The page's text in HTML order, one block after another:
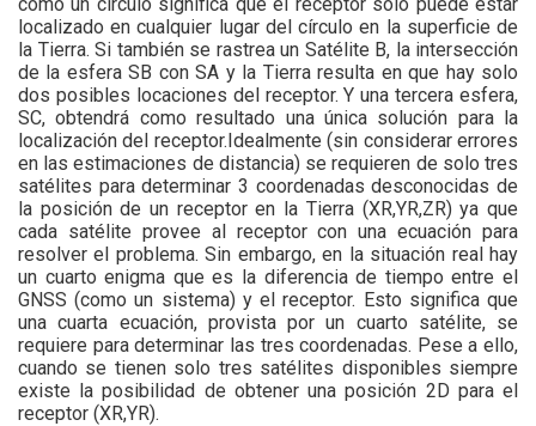
localizado en cualquier lugar del círculo en la superficie de
la Tierra. Si también se rastrea un Satélite B, la intersección
de la esfera SB con SA y la Tierra resulta en que hay solo
dos posibles locaciones del receptor. Y una tercera esfera,
SC, obtendrá como resultado una única solución para la
localización del receptor.Idealmente (sin considerar errores
en las estimaciones de distancia) se requieren de solo tres
satélites para determinar 3 coordenadas desconocidas de
la posición de un receptor en la Tierra (XR,YR,ZR) ya que
cada satélite provee al receptor con una ecuación para
resolver el problema. Sin embargo, en la situación real hay
un cuarto enigma que es la diferencia de tiempo entre el
GNSS (como un sistema) y el receptor. Esto significa que
una cuarta ecuación, provista por un cuarto satélite, se
requiere para determinar las tres coordenadas. Pese a ello,
cuando se tienen solo tres satélites disponibles siempre
existe la posibilidad de obtener una posición 2D para el
receptor (XR,YR).